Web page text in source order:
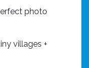
photo
villages +